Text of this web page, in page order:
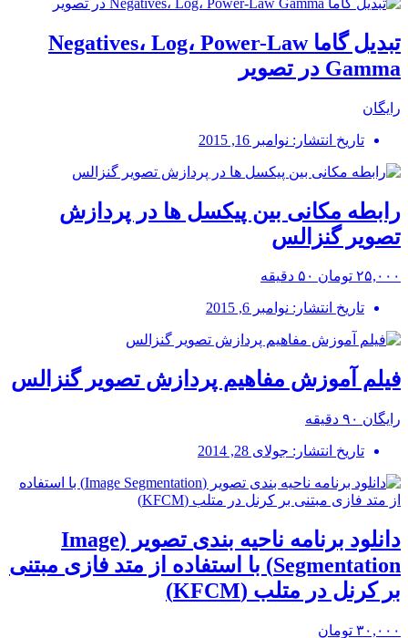
تبدیل گاما Negatives، Log، Power-Law
Gamma در تصویر
رایگان
تاریخ انتشار: نوامبر 16, 2015
رابطه مکانی بین پیکسل ها در پردازش
تصویر گنزالس
۲۵,۰۰۰ تومان ۵۰ دقیقه
تاریخ انتشار: نوامبر 6, 2015
فیلم آموزش مفاهیم پردازش تصویر گنزالس
رایگان ۹۰ دقیقه
تاریخ انتشار: جولای 28, 2014
دانلود برنامه ناحیه بندی تصویر (Image
Segmentation) با استفاده از متد فازی مبتنی
بر کرنل در متلب (KFCM)
۳۰,۰۰۰ تومان